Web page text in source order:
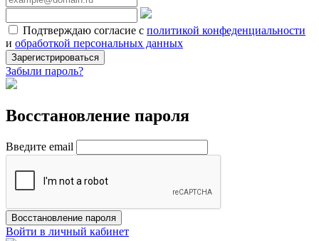
Подтверждаю согласие с политикой конфеденциальности
и обработкой персональных данных
Зарегистрироваться
Забыли пароль?
Восстановление пароля
Введите email
Восстановление пароля
Войти в личный кабинет